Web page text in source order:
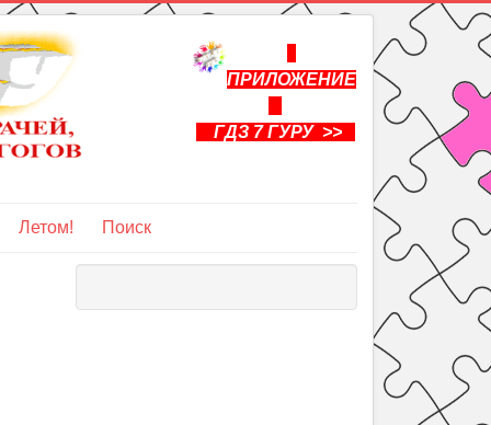
ПРИЛОЖЕНИЕ
ГДЗ 7 ГУРУ >>
Летом! Поиск